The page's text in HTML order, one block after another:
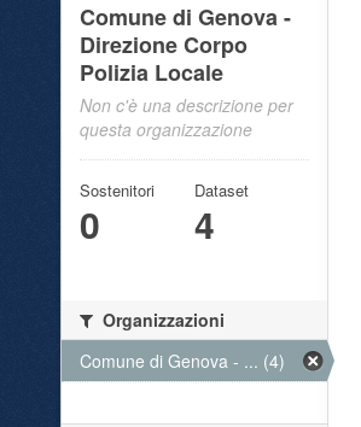
Comune di Genova -
Direzione Corpo
Polizia Locale
Non c'è una descrizione per
questa organizzazione
Sostenitori
0
Dataset
4
Organizzazioni
Comune di Genova - ... (4)